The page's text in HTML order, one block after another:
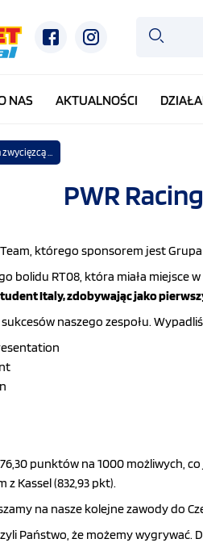
NAS AKTUALNOŚCI
PWR Racing Team zwycięzcą zawodów Formula Student Italy
PWR
Team, którego sponsorem jest
bolidu RT08, która miała miejsce
Italy, zdobywając jako
naszego zespołu.
punktów na 1000 możliwych,
z Kassel (832,93 pkt).
na nasze kolejne zawody do
Państwo, że możemy